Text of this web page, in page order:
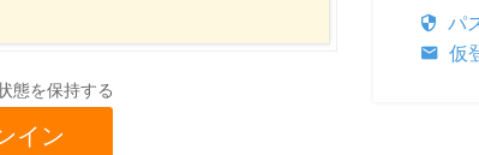
態を保持する
パ
仮